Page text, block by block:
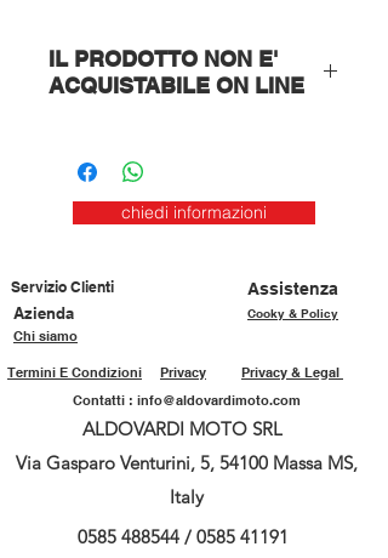
IL PRODOTTO NON E'
ACQUISTABILE ON LINE
PIU' INFORMAZIONI AI
SEGUENTIchiedi informazioni
Servizio Clienti
Assistenza
Azienda
Cooky & Policy
Chi siamo
Privacy & Legal
Privacy
Termini E Condizioni
Contatti : info@aldovardimoto.com
ALDOVARDI MOTO SRL
Via Gasparo Venturini, 5, 54100 Massa MS,
Italy
0585 488544 / 0585 41191